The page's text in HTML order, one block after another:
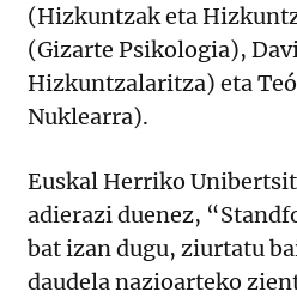
(Hizkuntzak eta
(Gizarte Psikologia),
Hizkuntzalaritza) eta
Nuklearra).
Euskal Herriko
adierazi duenez,
bat izan dugu, ziurtatu
daudela nazioarteko